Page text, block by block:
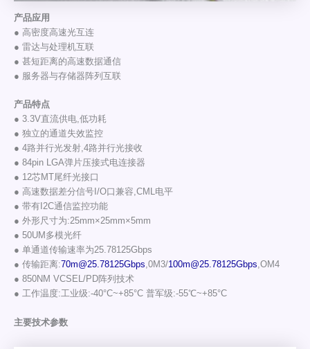
产品应用
● 高密度高速光互连
● 雷达与处理机互联
● 甚短距离的高速数据通信
● 服务器与存储器阵列互联
产品特点
● 3.3V直流供电,低功耗
● 独立的通道失效监控
● 4路并行光发射,4路并行光接收
● 84pin LGA弹片压接式电连接器
● 12芯MT尾纤光接口
● 高速数据差分信号I/O口兼容,CML电平
● 带有I2C通信监控功能
● 外形尺寸为:25mm×25mm×5mm
● 50UM多模光纤
● 单通道传输速率为25.78125Gbps
● 传输距离:70m@25.78125Gbps,0M3/100m@25.78125Gbps,OM4
● 850NM VCSEL/PD阵列技术
● 工作温度:工业级:-40°C~+85°C 普军级:-55℃~+85°C
主要技术参数